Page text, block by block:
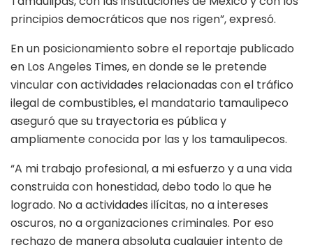
principios democráticos que nos rigen”, expresó.
En un posicionamiento sobre el reportaje publicado
en Los Angeles Times, en donde se le pretende
vincular con actividades relacionadas con el tráfico
ilegal de combustibles, el mandatario tamaulipeco
aseguró que su trayectoria es pública y
ampliamente conocida por las y los tamaulipecos.
“A mi trabajo profesional, a mi esfuerzo y a una vida
construida con honestidad, debo todo lo que he
logrado. No a actividades ilícitas, no a intereses
oscuros, no a organizaciones criminales. Por eso
rechazo de manera absoluta cualquier intento de